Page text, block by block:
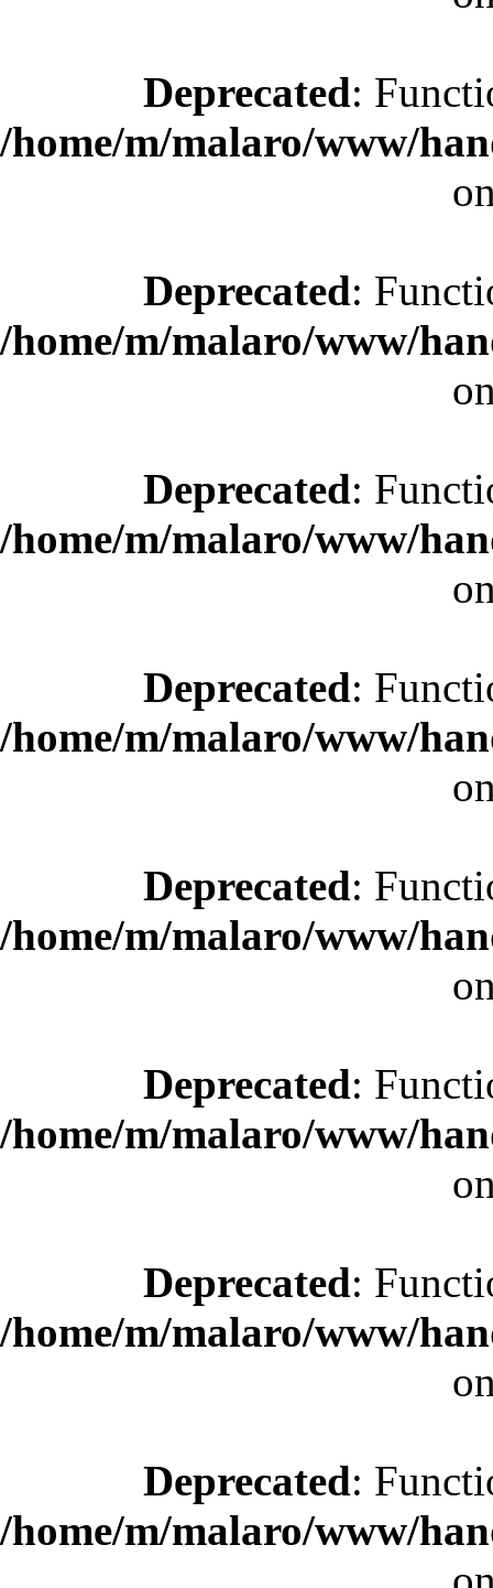
Deprecated:
/home/m/malaro/www/
Deprecated:
/home/m/malaro/www/
Deprecated:
/home/m/malaro/www/
Deprecated:
/home/m/malaro/www/
Deprecated:
/home/m/malaro/www/
Deprecated:
/home/m/malaro/www/
Deprecated:
/home/m/malaro/www/
Deprecated:
/home/m/malaro/www/